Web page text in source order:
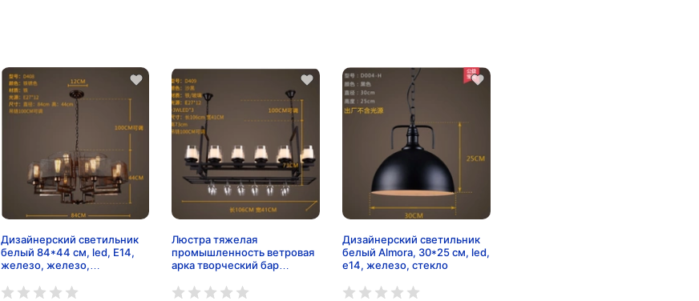
Дизайнерский светильник
белый 84*44 см, led, E14,
железо, железо,
Люстра тяжелая
промышленность ветровая
арка творческий бар
американский ретро
Дизайнерский светильник
белый Almora, 30*25 см, led,
e14, железо, стекло